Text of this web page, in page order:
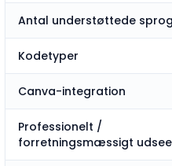
Antal understøttede sprog
Kodetyper
Canva-integration
Professionelt /
forretningsmæssigt